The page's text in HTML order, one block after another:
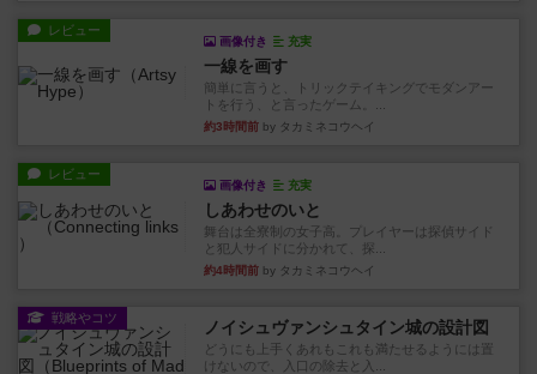
レビュー
画像付き 充実
一線を画す
簡単に言うと、トリックテイキングでモダンアー
トを行う、と言ったゲーム。...
約3時間前 by タカミネコウヘイ
レビュー
画像付き 充実
しあわせのいと
舞台は全寮制の女子高。プレイヤーは探偵サイド
と犯人サイドに分かれて、探...
約4時間前 by タカミネコウヘイ
戦略やコツ ノイシュヴァンシュタイン城の設計図
どうにも上手くあれもこれも満たせるようには置
けないので、入口の除去と入...